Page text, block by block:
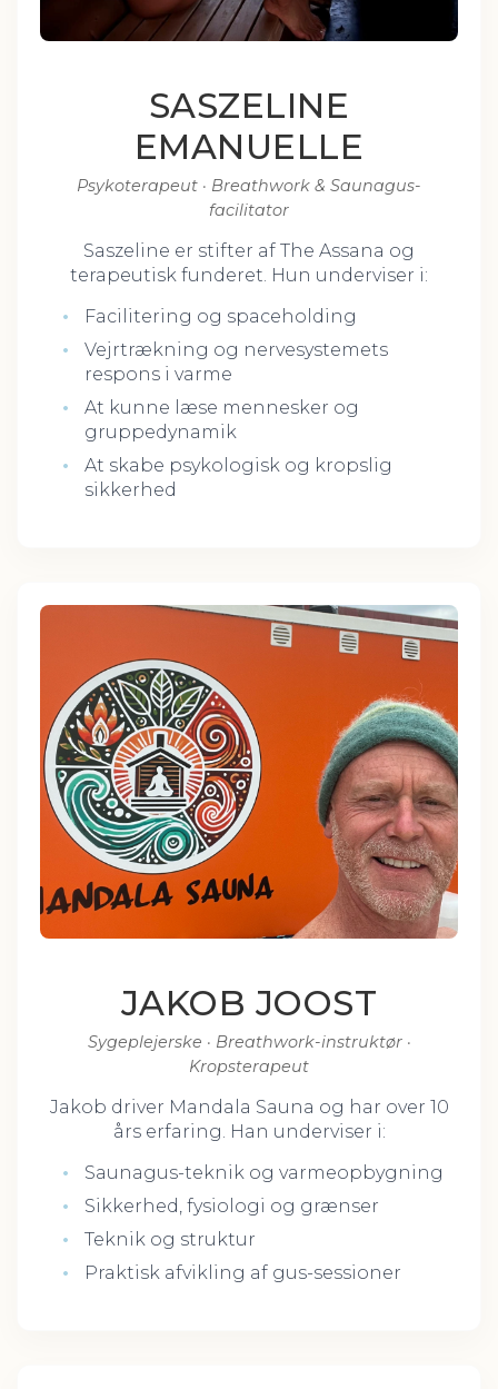
SASZELINE
EMANUELLE
Psykoterapeut · Breathwork & Saunagus-
facilitator
Saszeline er stifter af The Assana og
terapeutisk funderet. Hun underviser i:
Facilitering og spaceholding
Vejrtrækning og nervesystemets
respons i varme
At kunne læse mennesker og
gruppedynamik
At skabe psykologisk og kropslig
sikkerhed
JAKOB JOOST
Sygeplejerske · Breathwork-instruktør ·
Kropsterapeut
Jakob driver Mandala Sauna og har over 10
års erfaring. Han underviser i:
Saunagus-teknik og varmeopbygning
Sikkerhed, fysiologi og grænser
Teknik og struktur
Praktisk afvikling af gus-sessioner